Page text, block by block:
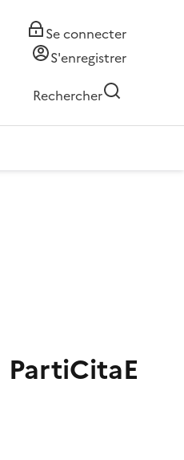
Se connecter
S'enregistrer
Rechercher
PartiCitaE